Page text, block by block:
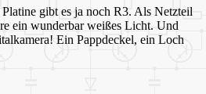
gibt es ja noch R3. Als Netzteil
ein wunderbar weißes Licht. Und
Ein Pappdeckel, ein Loch